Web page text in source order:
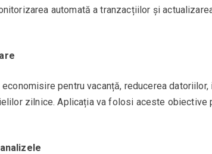
automată a tranzacțiilor și
pentru vacanță, reducerea
zilnice. Aplicația va folosi aceste obiective